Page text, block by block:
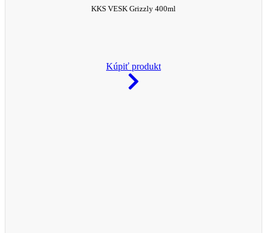
KKS VESK Grizzly 400ml
Kúpiť produkt